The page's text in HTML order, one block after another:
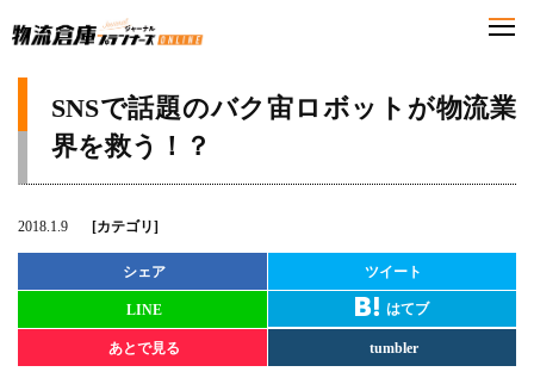
SNSで話題のバク宙ロボットが物流業
界を救う！？
2018.1.9 [カテゴリ]
シェア ツイート
LINE はてブ
あとで見る tumbler